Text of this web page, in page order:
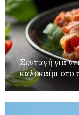
Συνταγή για
καλοκαίρι στο